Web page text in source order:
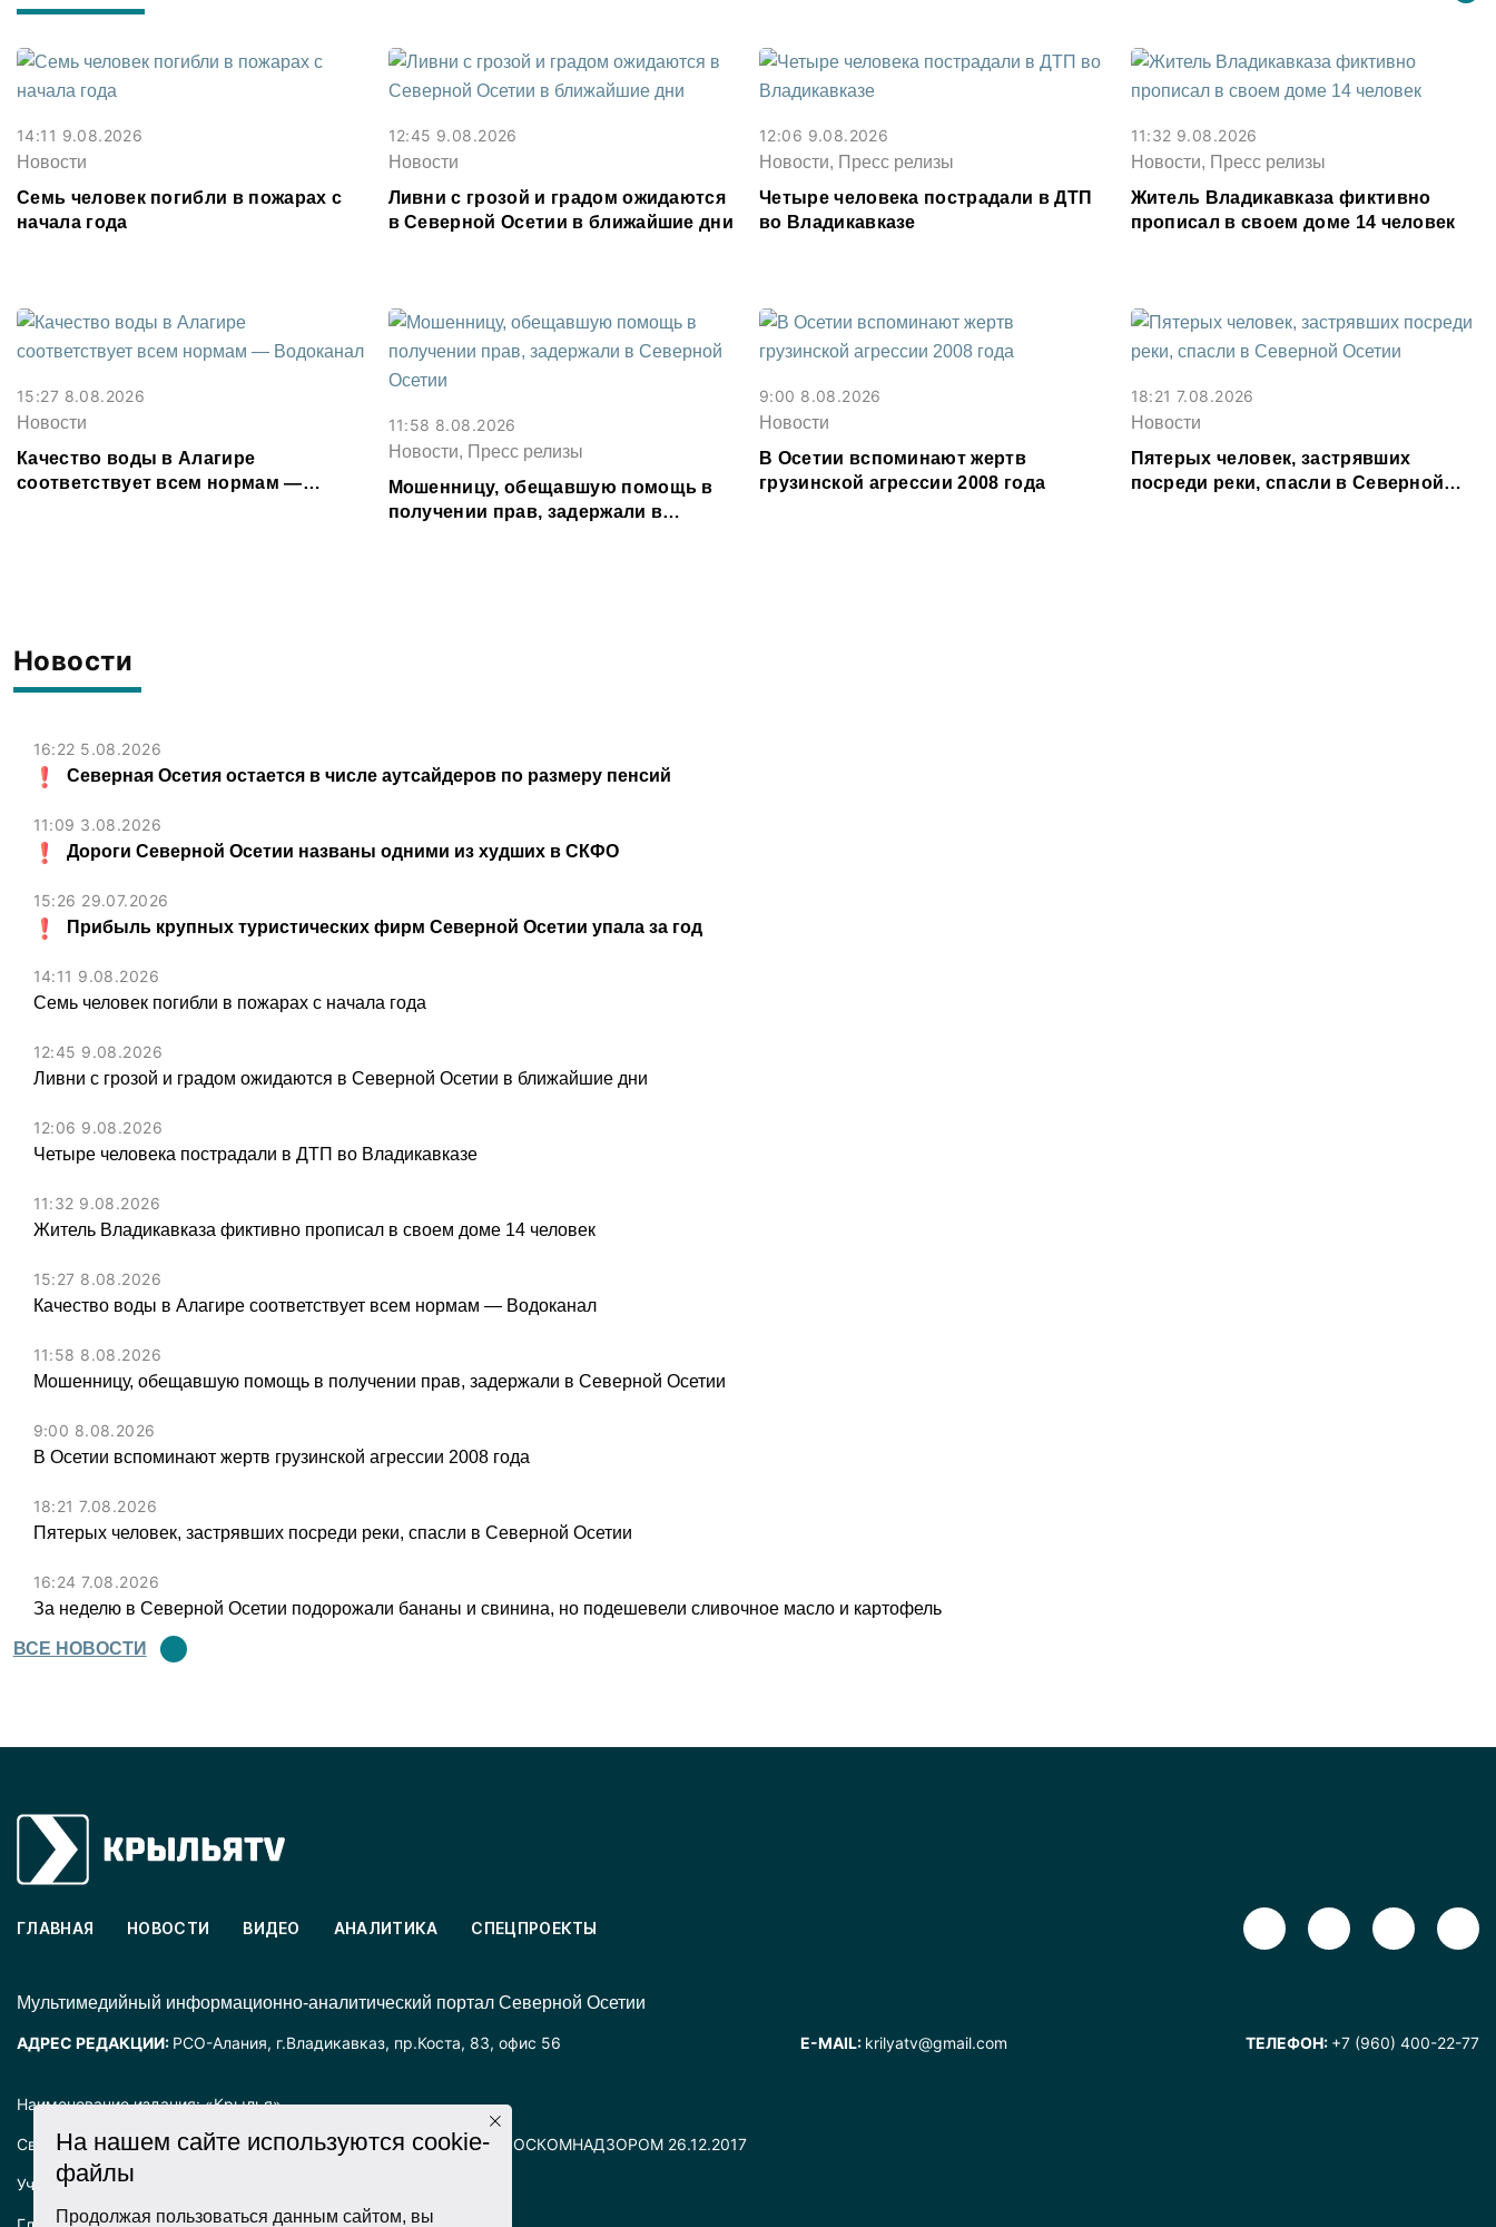
Новости
16:22 5.08.2026
Северная Осетия остается в числе аутсайдеров по размеру пенсий
11:09 3.08.2026
Дороги Северной Осетии названы одними из худших в СКФО
15:26 29.07.2026
Прибыль крупных туристических фирм Северной Осетии упала за год
14:11 9.08.2026
Семь человек погибли в пожарах с начала года
12:45 9.08.2026
Ливни с грозой и градом ожидаются в Северной Осетии в ближайшие дни
12:06 9.08.2026
Четыре человека пострадали в ДТП во Владикавказе
11:32 9.08.2026
Житель Владикавказа фиктивно прописал в своем доме 14 человек
15:27 8.08.2026
Качество воды в Алагире соответствует всем нормам — Водоканал
11:58 8.08.2026
Мошенницу, обещавшую помощь в получении прав, задержали в Северной Осетии
9:00 8.08.2026
В Осетии вспоминают жертв грузинской агрессии 2008 года
18:21 7.08.2026
Пятерых человек, застрявших посреди реки, спасли в Северной Осетии
16:24 7.08.2026
За неделю в Северной Осетии подорожали бананы и свинина, но подешевели сливочное масло и картофель
ВСЕ НОВОСТИ
14:11 9.08.2026
Новости
Семь человек погибли в пожарах с
начала года
12:45 9.08.2026
Новости
Ливни с грозой и градом ожидаются
в Северной Осетии в ближайшие дни
12:06 9.08.2026
Новости, Пресс релизы
Четыре человека пострадали в ДТП
во Владикавказе
11:32 9.08.2026
Новости, Пресс релизы
Житель Владикавказа фиктивно
прописал в своем доме 14 человек
15:27 8.08.2026
Новости
Качество воды в Алагире
соответствует всем нормам —
11:58 8.08.2026
Новости, Пресс релизы
Мошенницу, обещавшую помощь в
получении прав, задержали в
9:00 8.08.2026
Новости
В Осетии вспоминают жертв
грузинской агрессии 2008 года
18:21 7.08.2026
Новости
Пятерых человек, застрявших
посреди реки, спасли в Северной
Наименование издания: «Крылья».
Свидетельство о регистрации СМИ ЭЛ № ФС77-72025 выдано РОСКОМНАДЗОРОМ 26.12.2017
Учредитель: ООО «Крылья».
ГЛАВНАЯ НОВОСТИ ВИДЕО АНАЛИТИКА СПЕЦПРОЕКТЫ
Mультимедийный информационно-аналитический портал Северной Осетии
АДРЕС РЕДАКЦИИ: РСО-Алания, г.Владикавказ, пр.Коста, 83, офис 56 E-MAIL: krilyatv@gmail.com ТЕЛЕФОН: +7 (960) 400-22-77
На нашем сайте используются cookie-
файлы
Продолжая пользоваться данным сайтом, вы